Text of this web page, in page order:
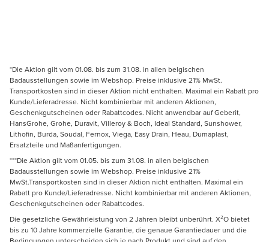
*Die Aktion gilt vom 01.08. bis zum 31.08. in allen belgischen
Badausstellungen sowie im Webshop. Preise inklusive 21% MwSt.
Transportkosten sind in dieser Aktion nicht enthalten. Maximal ein Rabatt pro
Kunde/Lieferadresse. Nicht kombinierbar mit anderen Aktionen,
Geschenkgutscheinen oder Rabattcodes. Nicht anwendbar auf Geberit,
HansGrohe, Grohe, Duravit, Villeroy & Boch, Ideal Standard, Sunshower,
Lithofin, Burda, Soudal, Fernox, Viega, Easy Drain, Heau, Dumaplast,
Ersatzteile und Maßanfertigungen.
***Die Aktion gilt vom 01.05. bis zum 31.08. in allen belgischen
Badausstellungen sowie im Webshop. Preise inklusive 21%
MwSt.Transportkosten sind in dieser Aktion nicht enthalten. Maximal ein
Rabatt pro Kunde/Lieferadresse. Nicht kombinierbar mit anderen Aktionen,
Geschenkgutscheinen oder Rabattcodes.
Die gesetzliche Gewährleistung von 2 Jahren bleibt unberührt. X²O bietet
bis zu 10 Jahre kommerzielle Garantie, die genaue Garantiedauer und die